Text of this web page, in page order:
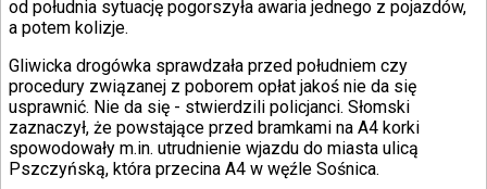
Ubezpieczenie
Moja szkoła
Pogoda
Moto
Quizy
Zdrowie
Choroby
Profilaktyka
Diety
od południa sytuację pogorszyła awaria jednego z pojazdów,
a potem kolizje.
Gliwicka drogówka sprawdzała przed południem czy
procedury związanej z poborem opłat jakoś nie da się
usprawnić. Nie da się - stwierdzili policjanci. Słomski
zaznaczył, że powstające przed bramkami na A4 korki
spowodowały m.in. utrudnienie wjazdu do miasta ulicą
Pszczyńską, która przecina A4 w węźle Sośnica.